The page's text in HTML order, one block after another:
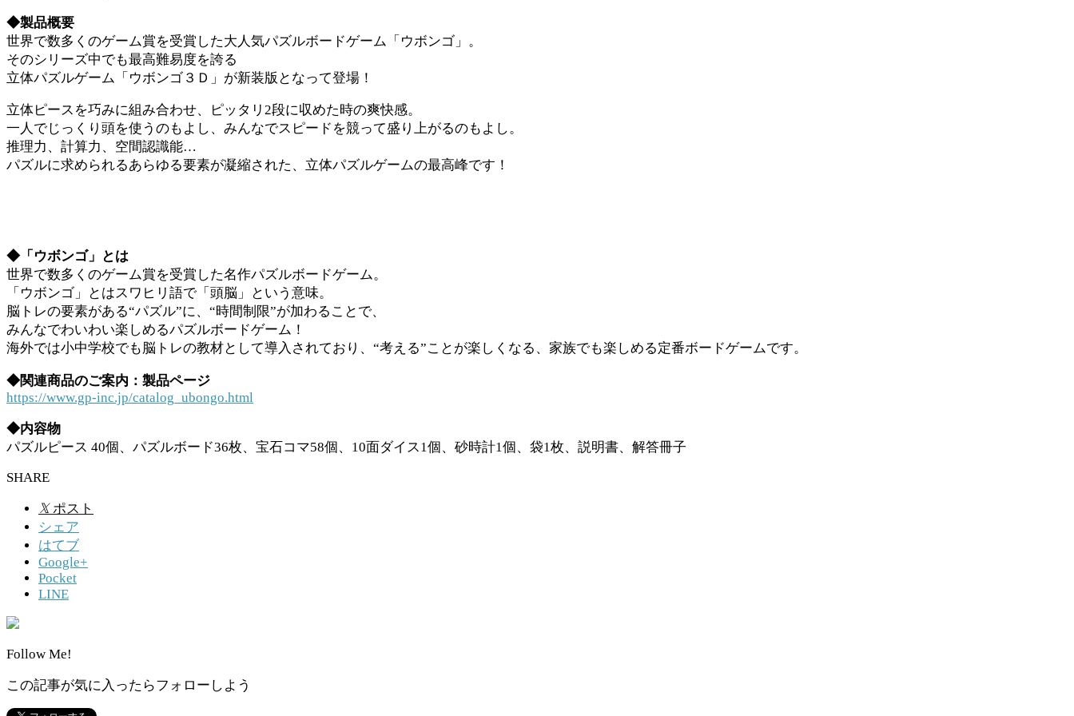
◆製品概要
世界で数多くのゲーム賞を受賞した大人気パズルボードゲーム「ウボンゴ」。
そのシリーズ中でも最高難易度を誇る
立体パズルゲーム「ウボンゴ３Ｄ」が新装版となって登場！
立体ピースを巧みに組み合わせ、ピッタリ2段に収めた時の爽快感。
一人でじっくり頭を使うのもよし、みんなでスピードを競って盛り上がるのもよし。
推理力、計算力、空間認識能…
パズルに求められるあらゆる要素が凝縮された、立体パズルゲームの最高峰です！
◆「ウボンゴ」とは
世界で数多くのゲーム賞を受賞した名作パズルボードゲーム。
「ウボンゴ」とはスワヒリ語で「頭脳」という意味。
脳トレの要素がある“パズル”に、“時間制限”が加わることで、
みんなでわいわい楽しめるパズルボードゲーム！
海外では小中学校でも脳トレの教材として導入されており、“考える”ことが楽しくなる、家族でも楽しめる定番ボードゲームです。
◆関連商品のご案内：製品ページ
https://www.gp-inc.jp/catalog_ubongo.html
◆内容物
パズルピース 40個、パズルボード36枚、宝石コマ58個、10面ダイス1個、砂時計1個、袋1枚、説明書、解答冊子
SHARE
𝕏 ポスト
シェア
はてブ
Google+
Pocket
LINE
Follow Me!
この記事が気に入ったらフォローしよう